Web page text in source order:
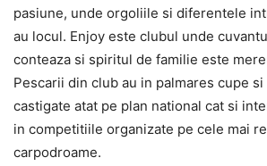
pasiune, unde orgoliile si diferentele
au locul. Enjoy este clubul unde
conteaza si spiritul de familie este
Pescarii din club au in palmares cupe
castigate atat pe plan national cat si
in competitiile organizate pe cele mai
carpodroame.